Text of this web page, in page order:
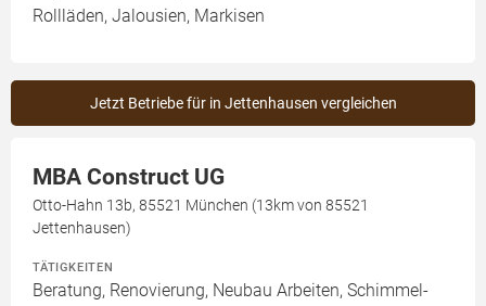
Rollläden, Jalousien, Markisen
Jetzt Betriebe für in Jettenhausen vergleichen
MBA Construct UG
Otto-Hahn 13b, 85521 München (13km von 85521
Jettenhausen)
TÄTIGKEITEN
Beratung, Renovierung, Neubau Arbeiten, Schimmel-